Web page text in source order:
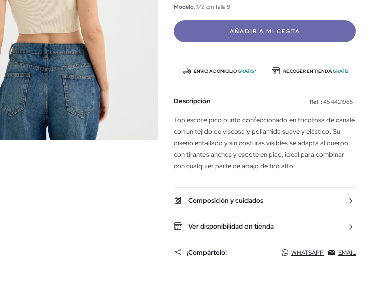
Modelo: 172 cm Talla S
AÑADIR A MI CESTA
ENVÍO A DOMICILIOGRATIS* RECOGER EN TIENDAGRATIS
Descripción Ref. : 454421965
Top escote pico punto confeccionado en tricotosa de canalé
con un tejido de viscosa y poliamida suave y elástico. Su
diseño entallado y sin costuras visibles se adapta al cuerpo
con tirantes anchos y escote en pico, ideal para combinar
con cualquier parte de abajo de tiro alto.
Composición y cuidados
Ver disponibilidad en tienda
¡Compártelo! WHATSAPP EMAIL